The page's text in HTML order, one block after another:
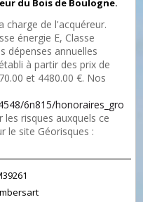
du Bois de Boulogne.
charge de l'acquéreur.
énergie E, Classe
dépenses annuelles
à partir des prix de
et 4480.00 €. Nos
6n815/honoraires_gro
risques auxquels ce
le site Géorisques :